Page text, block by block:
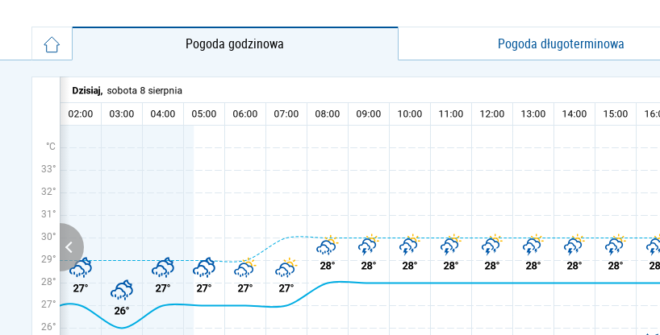
Pogoda godzinowa Pogoda długoterminowa
°C
33°
32°
31°
30°
29°
28°
27°
26°